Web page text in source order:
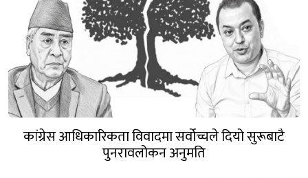
कांग्रेस आधिकारिकता विवादमा सर्वोच्चले दियो सुरूबाटै
पुनरावलोकन अनुमति